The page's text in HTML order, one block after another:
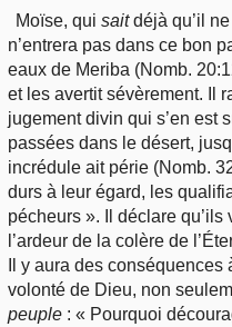
Moïse, quisaitdéjà qu’il
n’entrera pas dans ce bon
eaux de Meriba (Nomb.
et les avertit sévèrement. Il
jugement divin qui s’en est
passées dans le désert,
incrédule ait périe (Nomb.
durs à leur égard, les
pécheurs ». Il déclare qu’ils
l’ardeur de la colère de
Il y aura des
volonté de Dieu, non
peuple : « Pourquoi